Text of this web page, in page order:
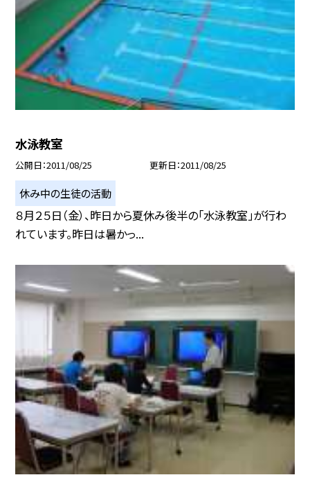
水泳教室
公開日 2011/08/25 更新日 2011/08/25
休み中の生徒の活動
８月２５日（金）、昨日から夏休み後半の「水泳教室」が行わ
れています。昨日は暑かっ...